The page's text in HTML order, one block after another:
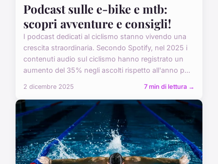
Podcast sulle e-bike e mtb:
scopri avventure e consigli!
I podcast dedicati al ciclismo stanno vivendo una
crescita straordinaria. Secondo Spotify, nel 2025 i
contenuti audio sul ciclismo hanno registrato un
aumento del 35% negli ascolti rispetto all'anno p...
2 dicembre 2025 7 min di lettura →